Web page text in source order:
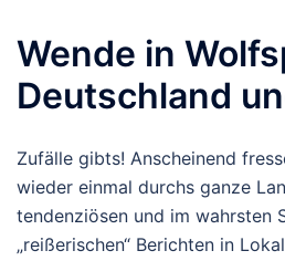
Wende in
Deutschland
Zufälle gibts! Anscheinend
wieder einmal durchs ganze
tendenziösen und im wahrsten
„reißerischen“ Berichten in